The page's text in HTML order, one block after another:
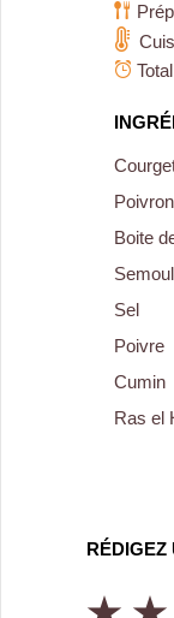
Boite
Sel
Poivre
Cumin
Ras el
RÉDIGEZ